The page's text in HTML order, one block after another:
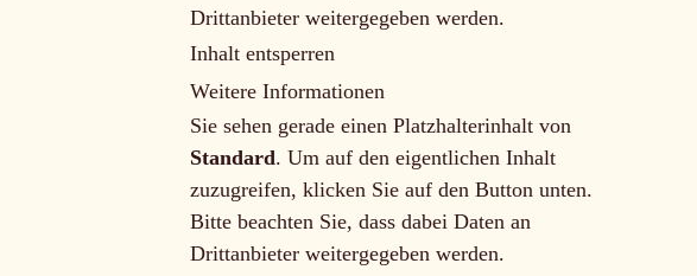
Drittanbieter weitergegeben werden.
Inhalt entsperren
Weitere Informationen
Sie sehen gerade einen Platzhalterinhalt von
Standard. Um auf den eigentlichen Inhalt
zuzugreifen, klicken Sie auf den Button unten.
Bitte beachten Sie, dass dabei Daten an
Drittanbieter weitergegeben werden.